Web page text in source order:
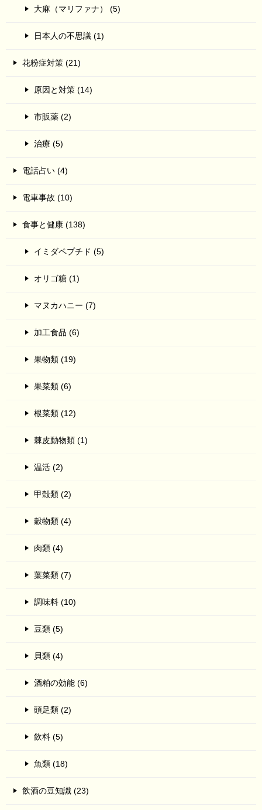
大麻（マリファナ） (5)
日本人の不思議 (1)
花粉症対策 (21)
原因と対策 (14)
市販薬 (2)
治療 (5)
電話占い (4)
電車事故 (10)
食事と健康 (138)
イミダペプチド (5)
オリゴ糖 (1)
マヌカハニー (7)
加工食品 (6)
果物類 (19)
果菜類 (6)
根菜類 (12)
棘皮動物類 (1)
温活 (2)
甲殻類 (2)
穀物類 (4)
肉類 (4)
葉菜類 (7)
調味料 (10)
豆類 (5)
貝類 (4)
酒粕の効能 (6)
頭足類 (2)
飲料 (5)
魚類 (18)
飲酒の豆知識 (23)